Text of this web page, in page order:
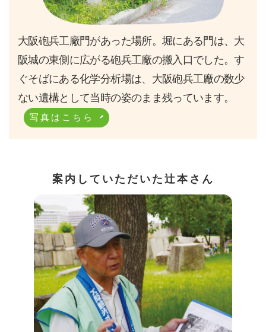
大阪砲兵工廠門があった場所。堀にある門は、大
阪城の東側に広がる砲兵工廠の搬入口でした。す
ぐそばにある化学分析場は、大阪砲兵工廠の数少
ない遺構として当時の姿のまま残っています。
写真はこちら
案内していただいた辻本さん